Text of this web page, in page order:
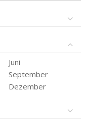
Juni
September
Dezember